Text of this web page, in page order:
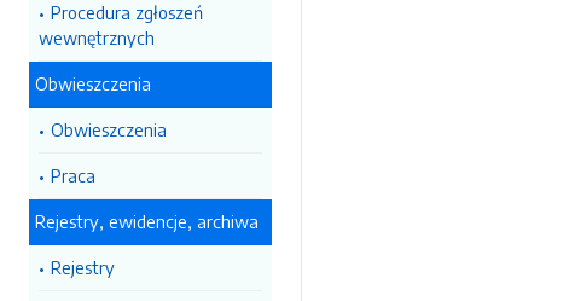
Procedura zgłoszeń
wewnętrznych
Obwieszczenia
Obwieszczenia
Praca
Rejestry, ewidencje, archiwa
Rejestry